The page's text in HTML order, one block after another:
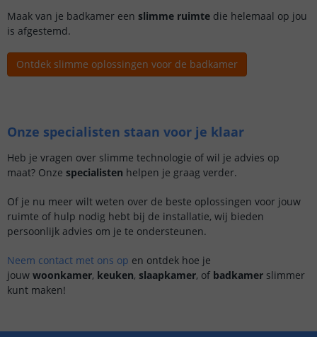
Maak van je badkamer een slimme ruimte die helemaal op jou
is afgestemd.
Ontdek slimme oplossingen voor de badkamer
Onze specialisten staan voor je klaar
Heb je vragen over slimme technologie of wil je advies op
maat? Onze specialisten helpen je graag verder.
Of je nu meer wilt weten over de beste oplossingen voor jouw
ruimte of hulp nodig hebt bij de installatie, wij bieden
persoonlijk advies om je te ondersteunen.
Neem contact met ons op en ontdek hoe je
jouw woonkamer, keuken, slaapkamer, of badkamer slimmer
kunt maken!